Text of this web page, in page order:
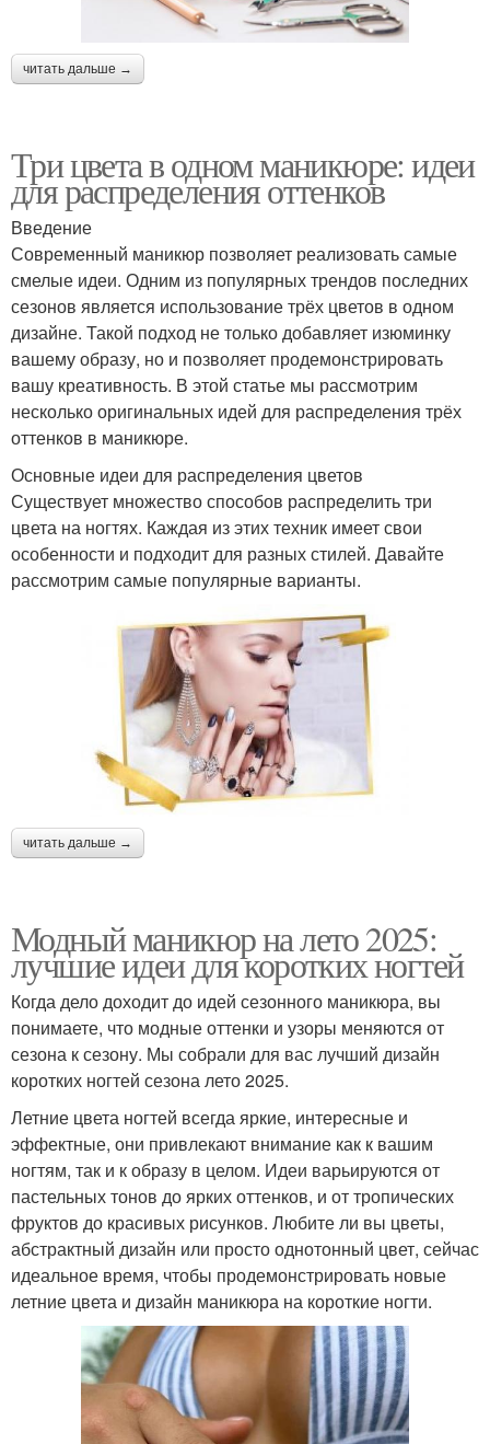
читать дальше →
Три цвета в одном маникюре: идеи
для распределения оттенков
Введение
Современный маникюр позволяет реализовать самые
смелые идеи. Одним из популярных трендов последних
сезонов является использование трёх цветов в одном
дизайне. Такой подход не только добавляет изюминку
вашему образу, но и позволяет продемонстрировать
вашу креативность. В этой статье мы рассмотрим
несколько оригинальных идей для распределения трёх
оттенков в маникюре.
Основные идеи для распределения цветов
Существует множество способов распределить три
цвета на ногтях. Каждая из этих техник имеет свои
особенности и подходит для разных стилей. Давайте
рассмотрим самые популярные варианты.
читать дальше →
Модный маникюр на лето 2025:
лучшие идеи для коротких ногтей
Когда дело доходит до идей сезонного маникюра, вы
понимаете, что модные оттенки и узоры меняются от
сезона к сезону. Мы собрали для вас лучший дизайн
коротких ногтей сезона лето 2025.
Летние цвета ногтей всегда яркие, интересные и
эффектные, они привлекают внимание как к вашим
ногтям, так и к образу в целом. Идеи варьируются от
пастельных тонов до ярких оттенков, и от тропических
фруктов до красивых рисунков. Любите ли вы цветы,
абстрактный дизайн или просто однотонный цвет, сейчас
идеальное время, чтобы продемонстрировать новые
летние цвета и дизайн маникюра на короткие ногти.